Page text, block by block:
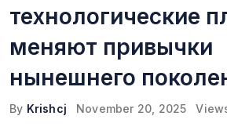
технологические
меняют привычки
нынешнего
By Krishcj November 20, 2025